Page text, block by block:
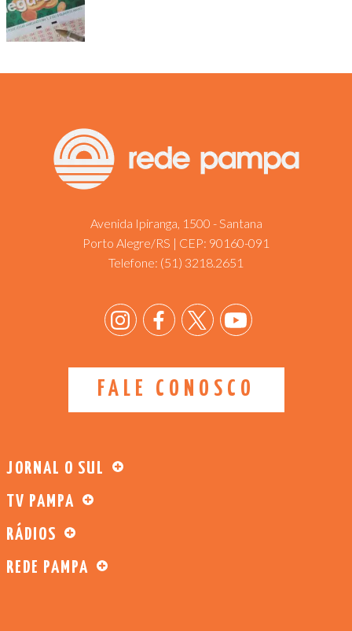
Avenida Ipiranga, 1500 - Santana
Porto Alegre/RS | CEP: 90160-091
Telefone: (51) 3218.2651
FALE CONOSCO
JORNAL O SUL
TV PAMPA
RÁDIOS
REDE PAMPA